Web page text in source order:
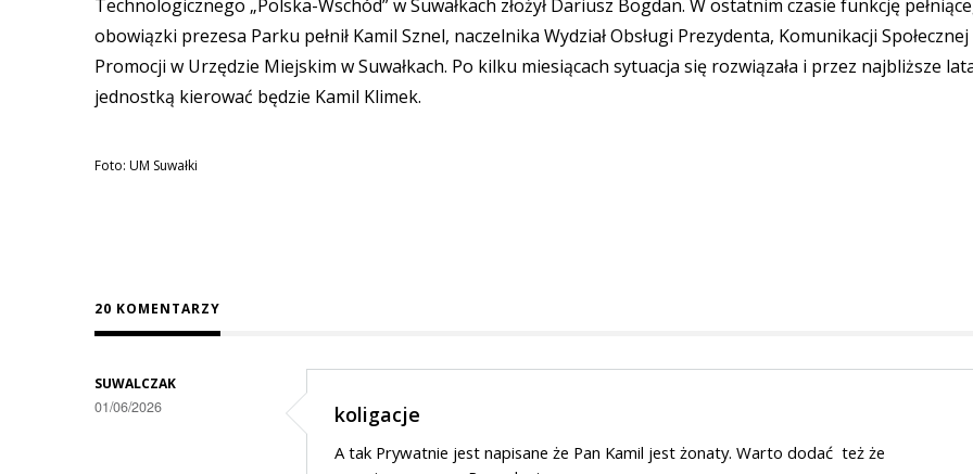
Technologicznego „Polska-Wschód” w Suwałkach złożył Dariusz Bogdan. W ostatnim czasie funkcję
obowiązki prezesa Parku pełnił Kamil Sznel, naczelnika Wydział Obsługi Prezydenta, Komunikacji Społecznej
Promocji w Urzędzie Miejskim w Suwałkach. Po kilku miesiącach sytuacja się rozwiązała i przez najbliższe
jednostką kierować będzie Kamil Klimek.
Foto: UM Suwałki
20 KOMENTARZY
SUWALCZAK
01/06/2026 koligacje
A tak Prywatnie jest napisane że Pan Kamil jest żonaty. Warto dodać też że